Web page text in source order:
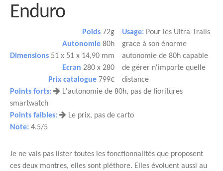
Enduro
Poids 72g
Autonomie 80h
Dimensions 51 x 51 x 14,90 mm
Ecran 280 x 280
Prix catalogue 799€
Usage: Pour les Ultra-Trails
grace à son énorme
autonomie de 80h capable
de gérer n'importe quelle
distance
Points forts:
L'autonomie de 80h, pas de fioritures
smartwatch
Points faibles:
Le prix, pas de carto
Note: 4.5/5
Je ne vais pas lister toutes les fonctionnalités que proposent
ces deux montres, elles sont pléthore. Elles évoluent aussi au